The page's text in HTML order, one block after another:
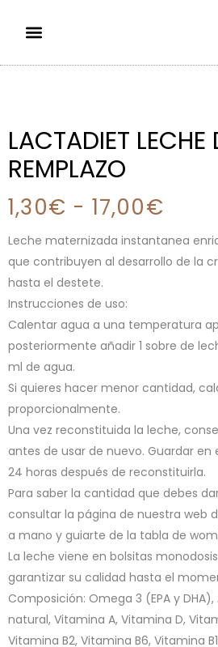
LACTADIET LECHE
REMPLAZO
1,30€ - 17,00€
Leche maternizada instantanea
que contribuyen al desarrollo de la
hasta el destete.
Instrucciones de uso:
Calentar agua a una temperatura
posteriormente añadir 1 sobre de
ml de agua.
Si quieres hacer menor cantidad,
proporcionalmente.
Una vez reconstituida la leche,
antes de usar de nuevo. Guardar
24 horas después de reconstituirla.
Para saber la cantidad que debes
consultar la página de nuestra web
a mano y guiarte de la tabla de
La leche viene en bolsitas
garantizar su calidad hasta el
Composición: Omega 3 (EPA y
natural, Vitamina A, Vitamina D,
Vitamina B2, Vitamina B6, Vitamina